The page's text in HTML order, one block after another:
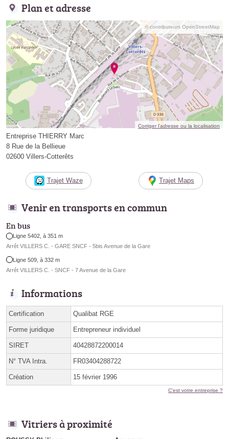
Plan et adresse
© contributeurs OpenStreetMap
Corriger l’adresse ou la localisation
Entreprise THIERRY Marc
8 Rue de la Bellieue
02600 Villers-Cotterêts
Trajet Waze Trajet Maps
Venir en transports en commun
En bus
Ligne 5402, à 351 m
Arrêt VILLERS C. - GARE SNCF - 5bis Avenue de la Gare
Ligne 509, à 332 m
Arrêt VILLERS C. - SNCF - 7 Avenue de la Gare
Informations
Certification Qualibat RGE
Forme juridique Entrepreneur individuel
SIRET 40428872200014
N° TVA Intra. FR03404288722
Création 15 février 1996
C'est votre entreprise ?
Vitriers à proximité